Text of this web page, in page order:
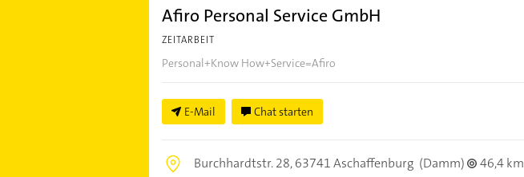
Afiro Personal Service GmbH
ZEITARBEIT
Personal+Know How+Service=Afiro
E-Mail Chat starten
Burchhardtstr. 28,63741 Aschaffenburg (Damm)
46,4 km